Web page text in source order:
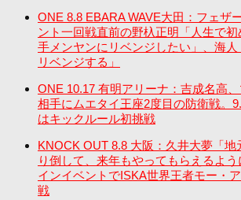
ONE 8.8 EBARA WAVE大田：フェザ
ント一回戦直前の野杁正明「人生で
手メンヤンにリベンジしたい」、海
リベンジする」
ONE 10.17 有明アリーナ：吉成名高
相手にムエタイ王座2度目の防衛戦。
はキックルール初挑戦
KNOCK OUT 8.8 大阪：久井大夢「
り倒して、来年もやってもらえるよ
インイベントでISKA世界王者モー・
戦